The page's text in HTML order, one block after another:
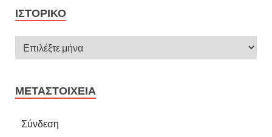
ΙΣΤΟΡΙΚΌ
ΜΕΤΑΣΤΟΙΧΕΊΑ
Σύνδεση